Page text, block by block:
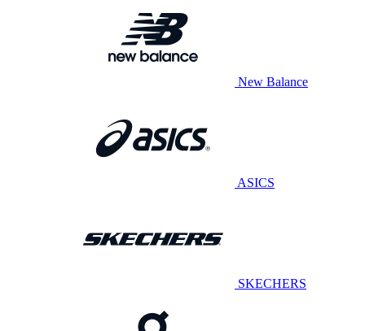
New Balance
ASICS
SKECHERS